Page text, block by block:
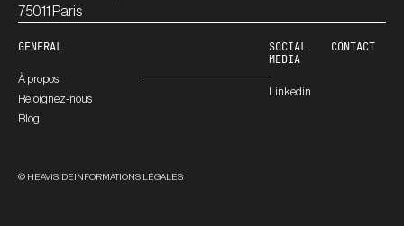
75011 Paris
GENERAL
À propos
Rejoignez-nous
Blog
SOCIAL
MEDIA
Linkedin
CONTACT
© HEAVISIDE INFORMATIONS LÉGALES